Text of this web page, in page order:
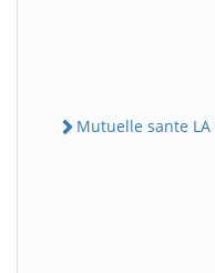
Mutuelle sante LA